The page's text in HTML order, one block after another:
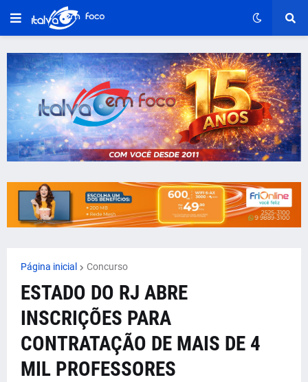
Página inicial Concurso
ESTADO DO RJ ABRE
INSCRIÇÕES PARA
CONTRATAÇÃO DE MAIS DE 4
MIL PROFESSORES